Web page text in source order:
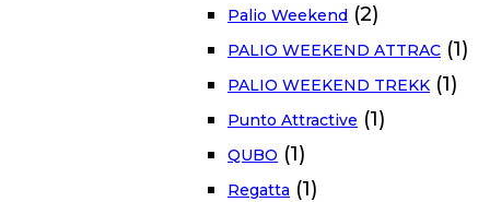
Palio Weekend (2)
PALIO WEEKEND ATTRAC (1)
PALIO WEEKEND TREKK (1)
Punto Attractive (1)
QUBO (1)
Regatta (1)